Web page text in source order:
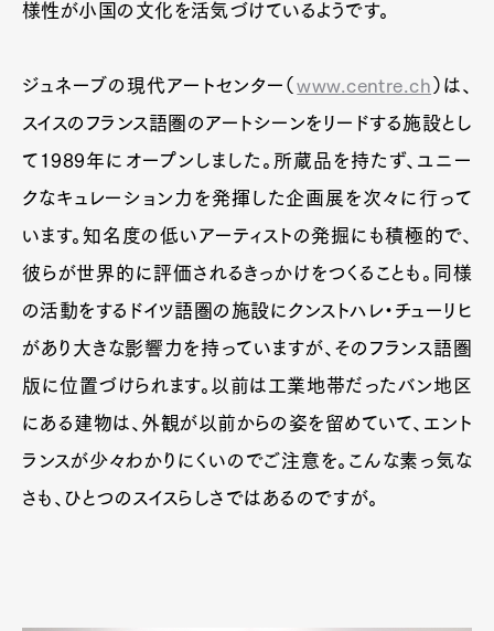
様性が小国の文化を活気づけているようです。
ジュネーブの現代アートセンター（www.centre.ch ）は、
スイスのフランス語圏のアートシーンをリードする施設とし
て1989年にオープンしました。所蔵品を持たず、ユニー
クなキュレーション力を発揮した企画展を次々に行って
います。知名度の低いアーティストの発掘にも積極的で、
彼らが世界的に評価されるきっかけをつくることも。同様
の活動をするドイツ語圏の施設にクンストハレ・チューリヒ
があり大きな影響力を持っていますが、そのフランス語圏
版に位置づけられます。以前は工業地帯だったバン地区
にある建物は、外観が以前からの姿を留めていて、エント
ランスが少々わかりにくいのでご注意を。こんな素っ気な
さも、ひとつのスイスらしさではあるのですが。